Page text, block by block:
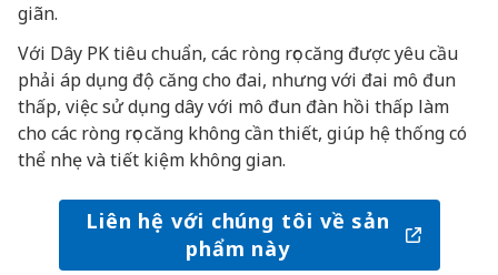
giãn.
Với Dây PK tiêu chuẩn, các ròng rọc căng được yêu cầu
phải áp dụng độ căng cho đai, nhưng với đai mô đun
thấp, việc sử dụng dây với mô đun đàn hồi thấp làm
cho các ròng rọc căng không cần thiết, giúp hệ thống có
thể nhẹ và tiết kiệm không gian.
Liên hệ với chúng tôi về sản
phẩm này